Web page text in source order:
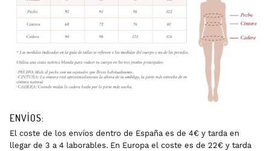
ENVÍOS:
El coste de los envíos dentro de España es de 4€ y tarda en
llegar de 3 a 4 laborables. En Europa el coste es de 22€ y tarda